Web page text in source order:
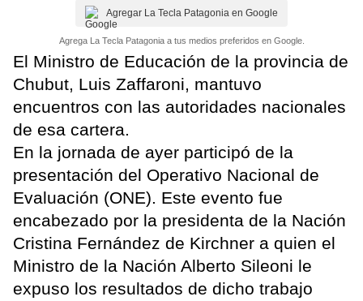
Agregar La Tecla Patagonia en Google
Agrega La Tecla Patagonia a tus medios preferidos en Google.
El Ministro de Educación de la provincia de
Chubut, Luis Zaffaroni, mantuvo
encuentros con las autoridades nacionales
de esa cartera.
En la jornada de ayer participó de la
presentación del Operativo Nacional de
Evaluación (ONE). Este evento fue
encabezado por la presidenta de la Nación
Cristina Fernández de Kirchner a quien el
Ministro de la Nación Alberto Sileoni le
expuso los resultados de dicho trabajo